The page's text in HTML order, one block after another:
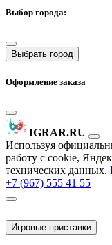
Выбор города:
Выбрать город
Оформление заказа
IGRAR.RU
Используя
работу с cookie,
технических данных.
+7 (967) 555 41 55
Игровые приставки